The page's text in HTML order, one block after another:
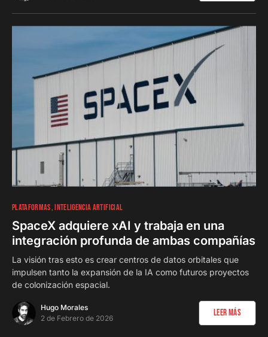
0
PLATAFORMAS INTELIGENCIA ARTIFICIAL
SpaceX adquiere xAI y trabaja en una
integración profunda de ambas compañías
La visión tras esto es crear centros de datos orbitales que
impulsen tanto la expansión de la IA como futuros proyectos
de colonización espacial.
Hugo Morales
2 de Febrero de 2026
Leer Más